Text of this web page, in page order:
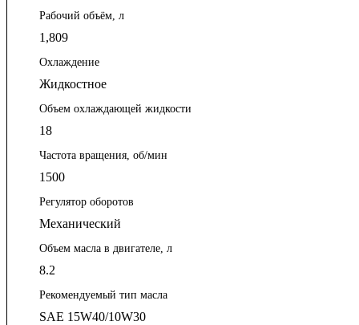
Рабочий объём, л
1,809
Охлаждение
Жидкостное
Объем охлаждающей жидкости
18
Частота вращения, об/мин
1500
Регулятор оборотов
Механический
Объем масла в двигателе, л
8.2
Рекомендуемый тип масла
SAE 15W40/10W30